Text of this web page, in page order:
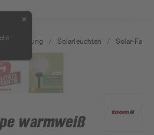
✕
Beleuchtung / Solarleuchten / Solar-
warmweiß